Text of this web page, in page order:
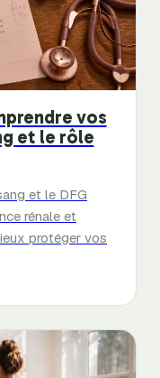
vos
et le rôle
et le DFG
rénale et
protéger vos